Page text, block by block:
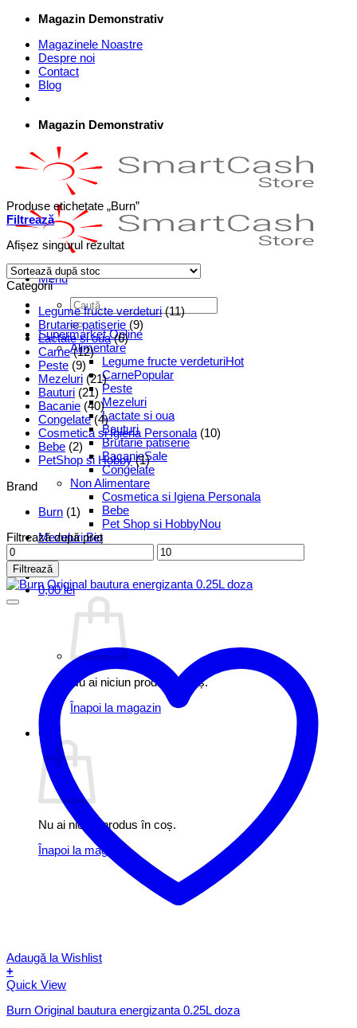
Skip
content
Magazin Demonstrativ
Magazinele Noastre
Despre noi
Contact
Blog
Magazin Demonstrativ
Menu
Caută
după:
Supermarket Online
Alimentare
Legume fructe verdeturi
Carne
Peste
Mezeluri
Lactate si oua
Bauturi
Brutarie patiserie
Bacanie
Congelate
Non Alimentare
Cosmetica si Igiena Personala
Bebe
Pet Shop si Hobby
Mezeluri Bio
0,00lei
Nu ai niciun produs în coș.
Înapoi la magazin
Coș
Nu ai niciun produs în coș.
Înapoi la magazin
Produse etichetate „Burn”
Filtrează
Afișez singurul rezultat
Categorii
Legume fructe verdeturi (11)
Brutarie patiserie (9)
Lactate si oua (6)
Carne (12)
Peste (9)
Mezeluri (21)
Bauturi (21)
Bacanie (40)
Congelate (4)
Cosmetica si Igiena Personala (10)
Bebe (2)
PetShop si Hobby (1)
Brand
Burn (1)
Filtrează după preț
Preț
minim
Preț
maxim
Filtrează
Adaugă la Wishlist
+
Quick View
Burn Original bautura energizanta 0.25L doza